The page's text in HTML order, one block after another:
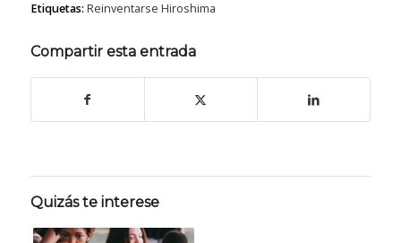
Etiquetas: Reinventarse Hiroshima
Compartir esta entrada
Quizás te interese